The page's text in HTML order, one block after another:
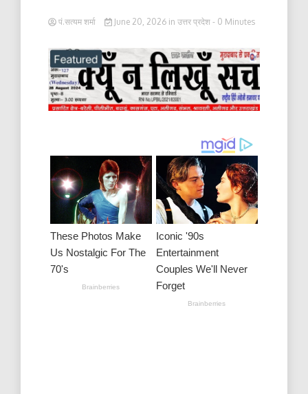
पं.सत्यम शर्मा June 20, 2026 in उत्तर प्रदेश - 0 Minutes